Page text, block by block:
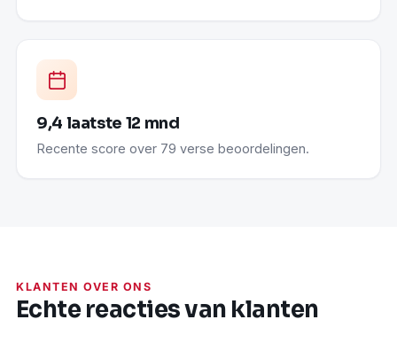
9,4 laatste 12 mnd
Recente score over 79 verse beoordelingen.
KLANTEN OVER ONS
Echte reacties van klanten